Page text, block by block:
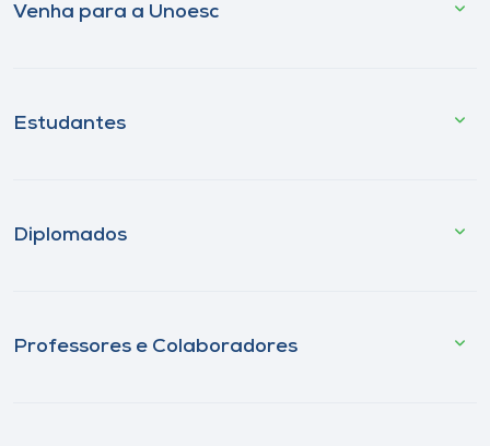
Venha para a Unoesc
Estudantes
Diplomados
Professores e Colaboradores